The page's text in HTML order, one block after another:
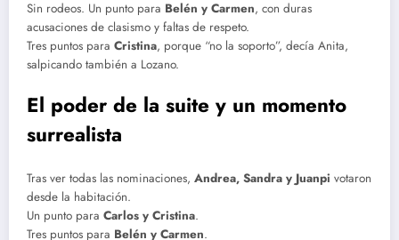
Sin rodeos. Un punto para Belén y Carmen, con duras
acusaciones de clasismo y faltas de respeto.
Tres puntos para Cristina, porque “no la soporto”, decía Anita,
salpicando también a Lozano.
El poder de la suite y un momento
surrealista
Tras ver todas las nominaciones, Andrea, Sandra y Juanpi votaron
desde la habitación.
Un punto para Carlos y Cristina.
Tres puntos para Belén y Carmen.